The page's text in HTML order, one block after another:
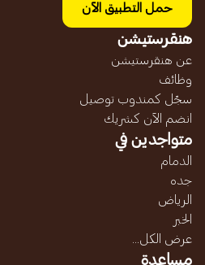
حمل التطبيق الآن
هنقرستيشن
عن هنقرستيشن
وظائف
سجّل كمندوب توصيل
انضم الآن كشريك
متواجدين في
الدمام
جده
الرياض
الخبر
عرض الكل...
مساعدة